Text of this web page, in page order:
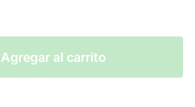
Agregar al carrito